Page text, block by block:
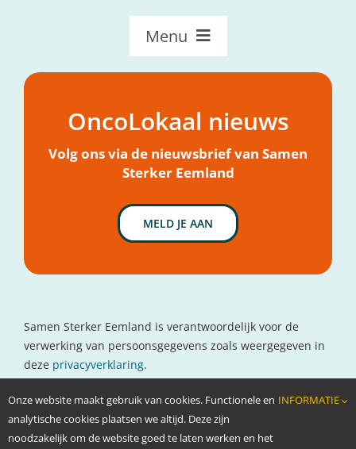
Menu
Over OncoLokaal
Mijn hulpvraagOncoLokaal nieuws
Volg ons via de nieuwsbrief van Samen
Sterker Eemland
MELD JE AAN
Samen Sterker Eemland is verantwoordelijk voor de
verwerking van persoonsgegevens zoals weergegeven in
deze privacyverklaring.
Contactgegevens
www.oncolokaal.nl
info@oncolokaal.nl
Onze website maakt gebruik van cookies. Functionele en
analytische cookies plaatsen we altijd. Deze zijn
noodzakelijk om de website goed te laten werken en het
INFORMATIE